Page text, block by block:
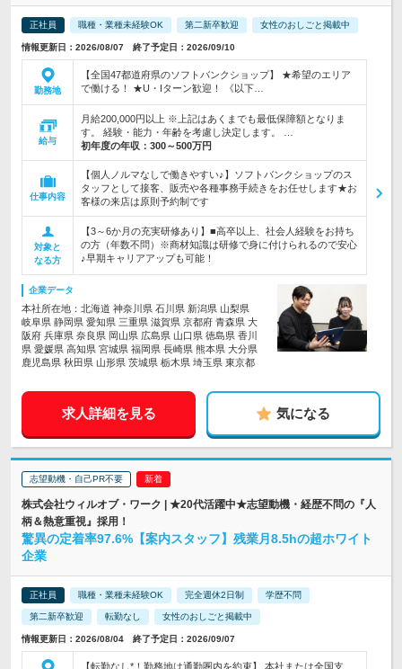
正社員 職種・業種未経験OK 第二新卒歓迎 女性のおしごと掲載中
情報更新日：2026/08/07 終了予定日：2026/09/10
勤務地
【全国47都道府県のソフトバンクショップ】 ★希望のエリア
で働ける！ ★U・Iターン歓迎！ 《以下…
給与
月給200,000円以上 ※上記はあくまでも最低保障額となりま
す。 経験・能力・年齢を考慮し決定します。 …
初年度の年収： 300～500万円
仕事内容
【個人ノルマなしで働きやすい♪】ソフトバンクショップのス
タッフとして接客、販売や各種事務手続きをお任せします★お
客様の来店は原則予約制です
対象と
なる方
【3～6か月の充実研修あり】■高卒以上、社会人経験をお持ち
の方（年数不問）※商材知識は研修で身に付けられるので安心
♪早期キャリアアップも可能！
企業データ
本社所在地：北海道 神奈川県 石川県 新潟県 山梨県
岐阜県 静岡県 愛知県 三重県 滋賀県 京都府 青森県 大
阪府 兵庫県 奈良県 岡山県 広島県 山口県 徳島県 香川
県 愛媛県 高知県 宮城県 福岡県 長崎県 熊本県 大分県
鹿児島県 秋田県 山形県 茨城県 栃木県 埼玉県 東京都
求人詳細を見る 気になる
志望動機・自己PR不要
株式会社ウィルオブ・ワーク | ★20代活躍中★志望動機・経歴不問の『人
柄＆熱意重視』採用！
驚異の定着率97.6%【案内スタッフ】残業月8.5hの超ホワイト
企業
正社員 職種・業種未経験OK 完全週休2日制 学歴不問
第二新卒歓迎 転勤なし 女性のおしごと掲載中
情報更新日：2026/08/04 終了予定日：2026/09/07
【転勤なし*！勤務地は通勤圏内を約束】 本社または全国支